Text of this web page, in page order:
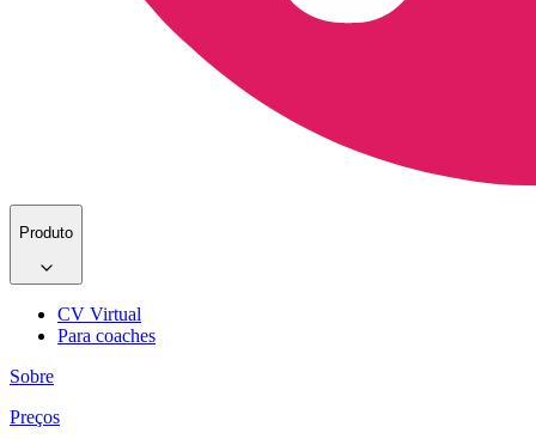
Produto
CV Virtual
Para coaches
Sobre
Preços